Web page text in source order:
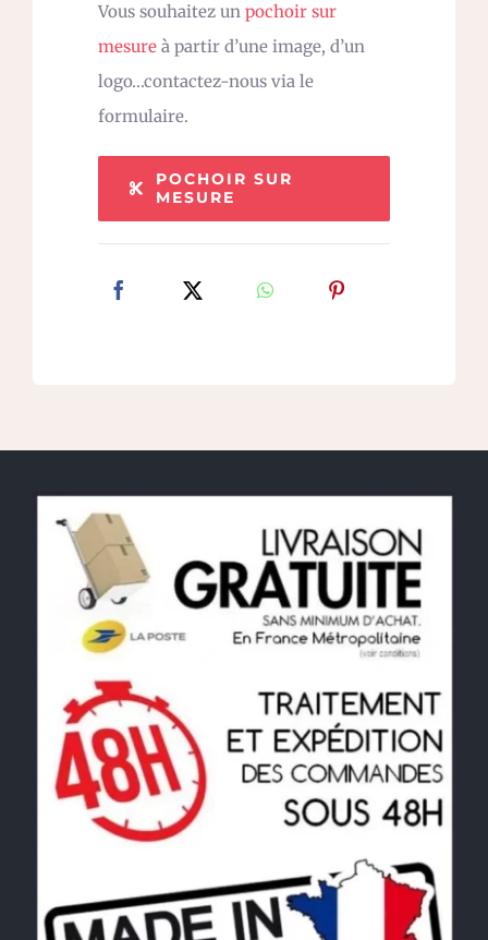
Vous souhaitez un pochoir sur
mesure à partir d’une image, d’un
logo…contactez-nous via le
formulaire.
POCHOIR SUR
MESURE